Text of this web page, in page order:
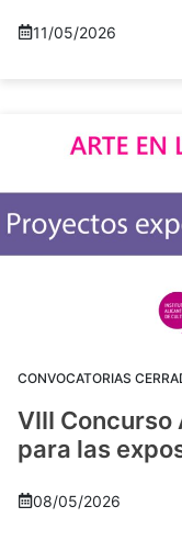
11/05/2026
CONVOCATORIAS
VIII Concurso
para las
08/05/2026